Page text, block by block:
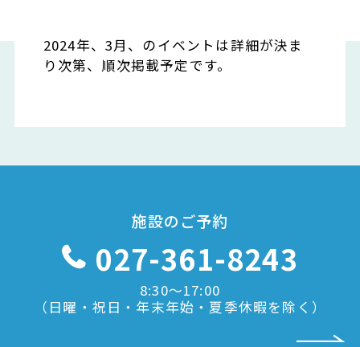
2024年、3月、のイベントは詳細が決ま
り次第、順次掲載予定です。
施設のご予約
027-361-8243
8:30〜17:00
（日曜・祝日・年末年始・夏季休暇を除く）